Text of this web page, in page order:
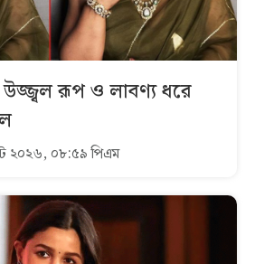
রূপ ও লাবণ্য ধরে
২০২৬, ০৮:৫৯ পিএম